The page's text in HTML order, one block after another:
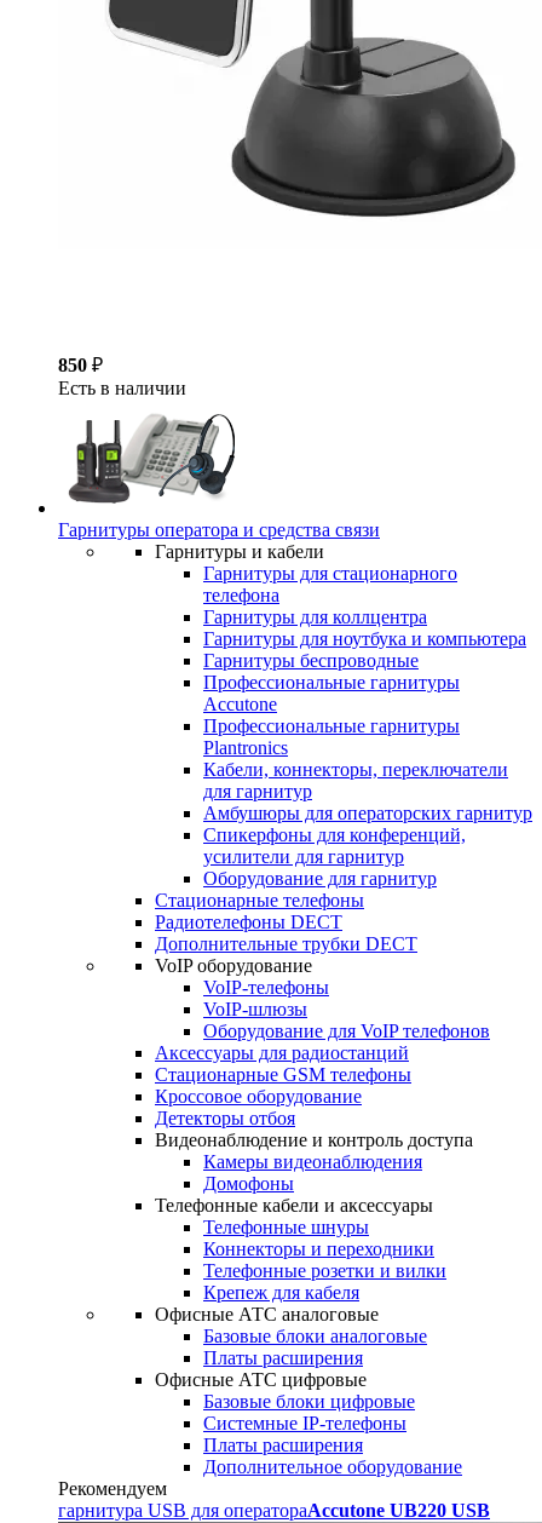
850 ₽
Есть в наличии
Гарнитуры оператора и средства связи
Гарнитуры и кабели
Гарнитуры для стационарного
телефона
Гарнитуры для коллцентра
Гарнитуры для ноутбука и компьютера
Гарнитуры беспроводные
Профессиональные гарнитуры
Accutone
Профессиональные гарнитуры
Plantronics
Кабели, коннекторы, переключатели
для гарнитур
Амбушюры для операторских гарнитур
Cпикерфоны для конференций,
усилители для гарнитур
Оборудование для гарнитур
Стационарные телефоны
Радиотелефоны DECT
Дополнительные трубки DECT
VoIP оборудование
VoIP-телефоны
VoIP-шлюзы
Оборудование для VoIP телефонов
Аксессуары для радиостанций
Стационарные GSM телефоны
Кроссовое оборудование
Детекторы отбоя
Видеонаблюдение и контроль доступа
Камеры видеонаблюдения
Домофоны
Телефонные кабели и аксессуары
Телефонные шнуры
Коннекторы и переходники
Телефонные розетки и вилки
Крепеж для кабеля
Офисные АТС аналоговые
Базовые блоки аналоговые
Платы расширения
Офисные АТС цифровые
Базовые блоки цифровые
Системные IP-телефоны
Платы расширения
Дополнительное оборудование
Рекомендуем
гарнитура USB для оператораAccutone UB220 USB